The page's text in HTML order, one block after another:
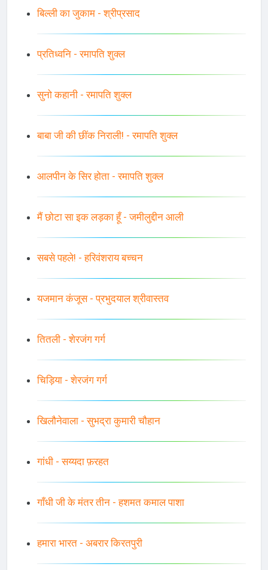
बिल्ली का जुकाम - श्रीप्रसाद
प्रतिध्वनि - रमापति शुक्ल
सुनो कहानी - रमापति शुक्ल
बाबा जी की छींक निराली! - रमापति शुक्ल
आलपीन के सिर होता - रमापति शुक्ल
मैं छोटा सा इक लड़का हूँ - जमीलुद्दीन आली
सबसे पहले! - हरिवंशराय बच्चन
यजमान कंजूस - प्रभुदयाल श्रीवास्तव
तितली - शेरजंग गर्ग
चिड़िया - शेरजंग गर्ग
खिलौनेवाला - सुभद्रा कुमारी चौहान
गांधी - सय्यदा फ़रहत
गाँधी जी के मंतर तीन - हशमत कमाल पाशा
हमारा भारत - अबरार किरतपुरी